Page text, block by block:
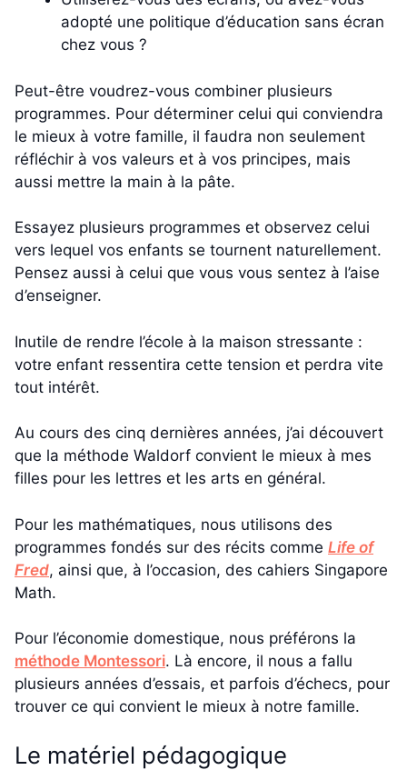
adopté une politique d’éducation sans écran
chez vous ?
Peut-être voudrez-vous combiner plusieurs
programmes. Pour déterminer celui qui conviendra
le mieux à votre famille, il faudra non seulement
réfléchir à vos valeurs et à vos principes, mais
aussi mettre la main à la pâte.
Essayez plusieurs programmes et observez celui
vers lequel vos enfants se tournent naturellement.
Pensez aussi à celui que vous vous sentez à l’aise
d’enseigner.
Inutile de rendre l’école à la maison stressante :
votre enfant ressentira cette tension et perdra vite
tout intérêt.
Au cours des cinq dernières années, j’ai découvert
que la méthode Waldorf convient le mieux à mes
filles pour les lettres et les arts en général.
Pour les mathématiques, nous utilisons des
programmes fondés sur des récits comme Life of
Fred, ainsi que, à l’occasion, des cahiers Singapore
Math.
Pour l’économie domestique, nous préférons la
méthode Montessori. Là encore, il nous a fallu
plusieurs années d’essais, et parfois d’échecs, pour
trouver ce qui convient le mieux à notre famille.
Le matériel pédagogique